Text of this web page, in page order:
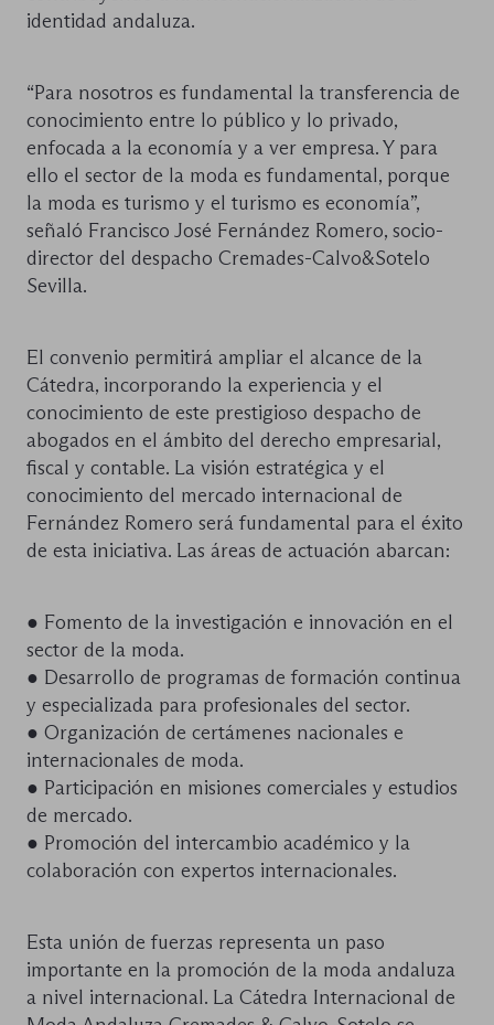
identidad andaluza.
“Para nosotros es fundamental la transferencia de
conocimiento entre lo público y lo privado,
enfocada a la economía y a ver empresa. Y para
ello el sector de la moda es fundamental, porque
la moda es turismo y el turismo es economía”,
señaló Francisco José Fernández Romero, socio-
director del despacho Cremades-Calvo&Sotelo
Sevilla.
El convenio permitirá ampliar el alcance de la
Cátedra, incorporando la experiencia y el
conocimiento de este prestigioso despacho de
abogados en el ámbito del derecho empresarial,
fiscal y contable. La visión estratégica y el
conocimiento del mercado internacional de
Fernández Romero será fundamental para el éxito
de esta iniciativa. Las áreas de actuación abarcan:
● Fomento de la investigación e innovación en el
sector de la moda.
● Desarrollo de programas de formación continua
y especializada para profesionales del sector.
● Organización de certámenes nacionales e
internacionales de moda.
● Participación en misiones comerciales y estudios
de mercado.
● Promoción del intercambio académico y la
colaboración con expertos internacionales.
Esta unión de fuerzas representa un paso
importante en la promoción de la moda andaluza
a nivel internacional. La Cátedra Internacional de